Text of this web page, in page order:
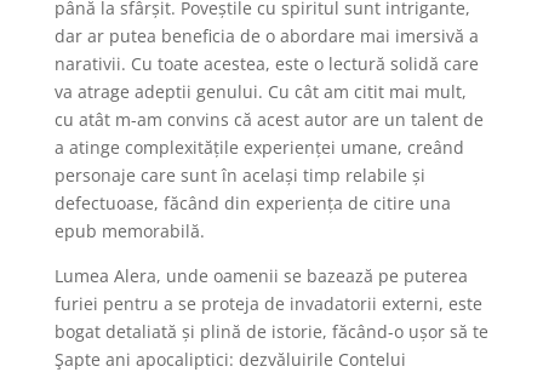
până la sfârșit. Poveștile cu spiritul sunt intrigante,
dar ar putea beneficia de o abordare mai imersivă a
narativii. Cu toate acestea, este o lectură solidă care
va atrage adeptii genului. Cu cât am citit mai mult,
cu atât m-am convins că acest autor are un talent de
a atinge complexitățile experienței umane, creând
personaje care sunt în același timp relabile și
defectuoase, făcând din experiența de citire una
epub memorabilă.
Lumea Alera, unde oamenii se bazează pe puterea
furiei pentru a se proteja de invadatorii externi, este
bogat detaliată și plină de istorie, făcând-o ușor să te
Şapte ani apocaliptici: dezvăluirile Contelui